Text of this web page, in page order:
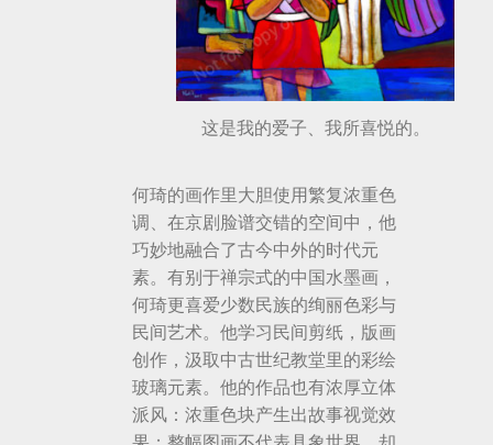
这是我的爱子、我所喜悦的。
何琦的画作里大胆使用繁复浓重色
调、在京剧脸谱交错的空间中，他
巧妙地融合了古今中外的时代元
素。有别于禅宗式的中国水墨画，
何琦更喜爱少数民族的绚丽色彩与
民间艺术。他学习民间剪纸，版画
创作，汲取中古世纪教堂里的彩绘
玻璃元素。他的作品也有浓厚立体
派风：浓重色块产生出故事视觉效